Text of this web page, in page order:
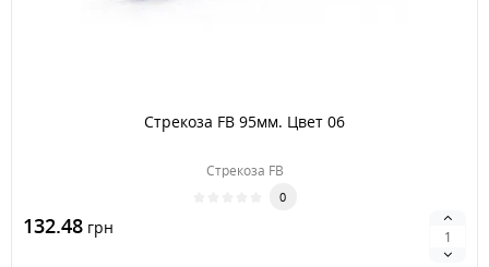
Стрекоза FB 95мм. Цвет 06
Стрекоза FB
0
132.48 грн